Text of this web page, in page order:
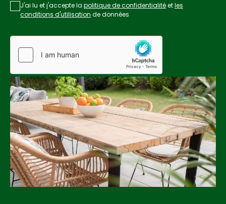
J'ai lu et j'accepte la politique de confidentialitéetles
conditions d'utilisation de données